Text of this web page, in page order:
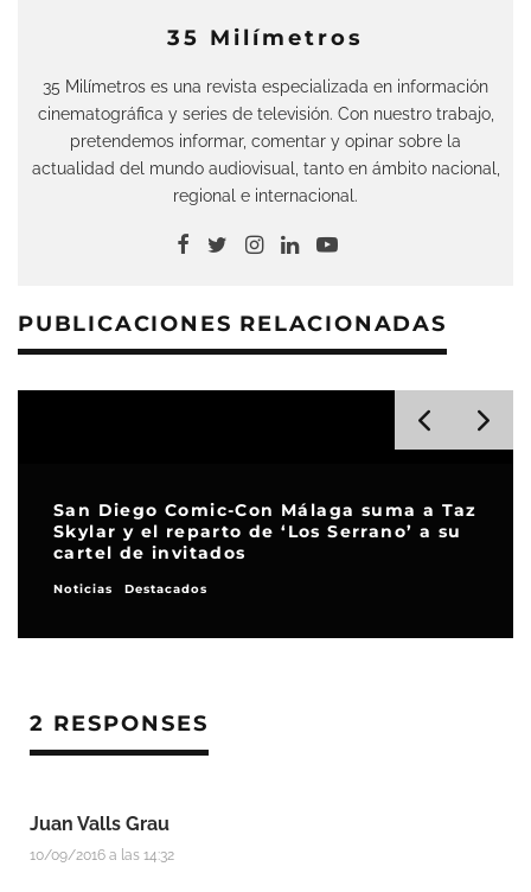
35 Milímetros
35 Milímetros es una revista especializada en información
cinematográfica y series de televisión. Con nuestro trabajo,
pretendemos informar, comentar y opinar sobre la
actualidad del mundo audiovisual, tanto en ámbito nacional,
regional e internacional.
PUBLICACIONES RELACIONADAS
San Diego Comic-Con Málaga suma a Taz
Skylar y el reparto de ‘Los Serrano’ a su
cartel de invitados
Noticias Destacados
2 RESPONSES
Juan Valls Grau
10/09/2016 a las 14:32